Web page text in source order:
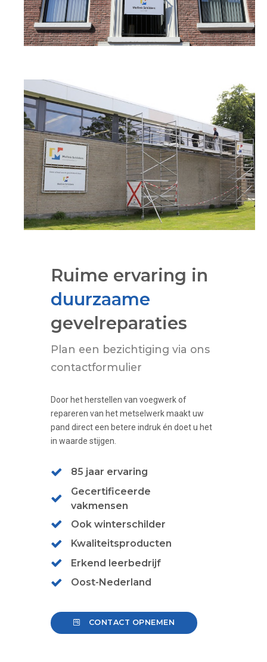
Ruime ervaring in
duurzaame
gevelreparaties
Plan een bezichtiging via ons
contactformulier
Door het herstellen van voegwerk of
repareren van het metselwerk maakt uw
pand direct een betere indruk én doet u het
in waarde stijgen.
85 jaar ervaring
Gecertificeerde
vakmensen
Ook winterschilder
Kwaliteitsproducten
Erkend leerbedrijf
Oost-Nederland
CONTACT OPNEMEN